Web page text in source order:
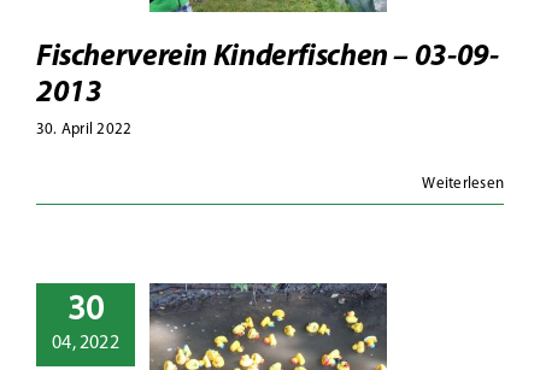
Fischerverein Kinderfischen – 03-09-
2013
30. April 2022
Weiterlesen
30
04, 2022
–